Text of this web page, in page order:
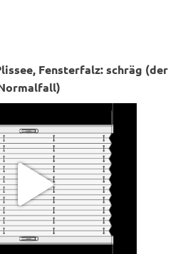
Fensterfalz: schräg (der